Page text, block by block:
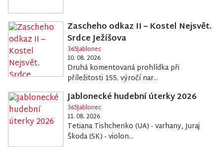
Zascheho odkaz II – Kostel Nejsvět.
Srdce Ježíšova
365Jablonec
10. 08. 2026
Druhá komentovaná prohlídka při
příležitosti 155. výročí nar...
Jablonecké hudební úterky 2026
365Jablonec
11. 08. 2026
Tetiana Tishchenko (UA) - varhany, Juraj
Škoda (SK) - violon...